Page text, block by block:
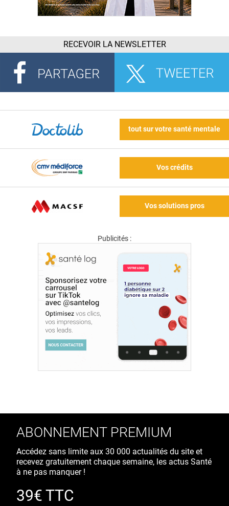
RECEVOIR LA NEWSLETTER
tout sur votre santé mentale
Vos crédits
Vos solutions pros
Publicités :
ABONNEMENT PREMIUM
Accédez sans limite aux 30 000 actualités du site et
recevez gratuitement chaque semaine, les actus Santé
à ne pas manquer !
39€ TTC